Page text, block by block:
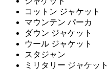
コットン ジャケット
マウンテン パーカ
ダウン ジャケット
ウール ジャケット
スタジャン
ミリタリー ジャケット